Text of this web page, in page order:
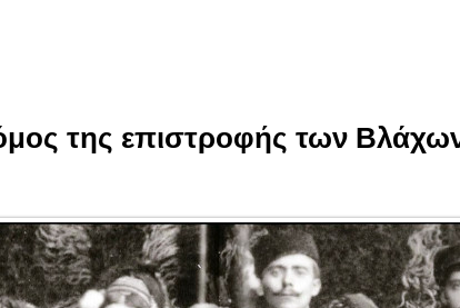
της επιστροφής των